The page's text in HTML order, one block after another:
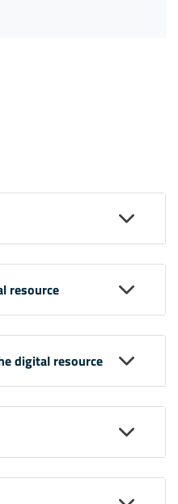
resource
digital resource